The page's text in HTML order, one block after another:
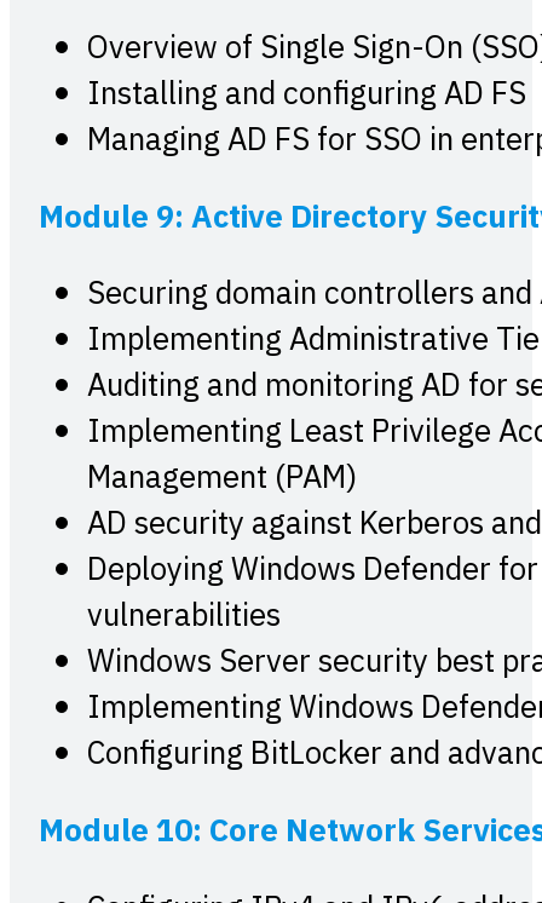
Overview of Single Sign-On
Installing and configuring AD FS
Managing AD FS for SSO in
Module 9: Active Directory
Securing domain controllers
Implementing Administrative
Auditing and monitoring AD for
Implementing Least Privilege
Management (PAM)
AD security against Kerberos
Deploying Windows Defender
vulnerabilities
Windows Server security best
Implementing Windows
Configuring BitLocker and
Module 10: Core Network